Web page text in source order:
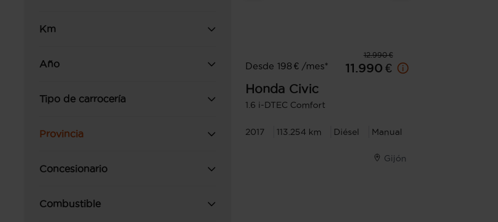
Km
Año
Tipo de carrocería
Provincia
Concesionario
Combustible
12.990 €
Desde 198 € /mes*
11.990 €
Honda Civic
1.6 i-DTEC Comfort
2017 113.254 km Diésel Manual
Gijón